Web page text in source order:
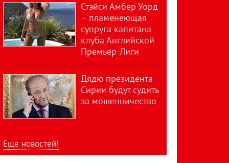
Стэйси Амбер Уорд
– пламенеющая
супруга капитана
клуба Английской
Премьер-Лиги
Дядю президента
Сирии будут судить
за мошенничество
Еще новостей!